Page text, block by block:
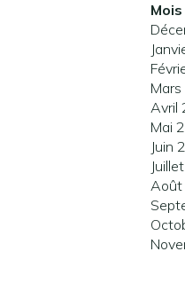
Avril
Mai
Juin